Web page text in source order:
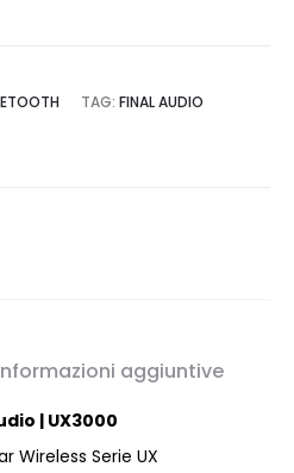
TAG: FINAL AUDIO
aggiuntive
| UX3000
Wireless Serie UX